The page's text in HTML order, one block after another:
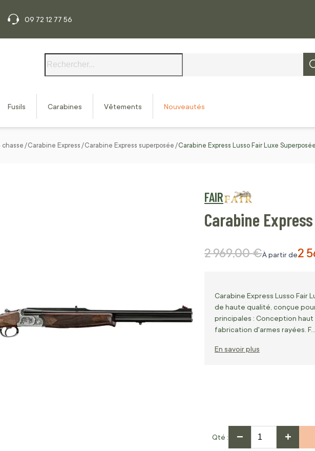
09 72 12 77 56
Fusils Carabines Vêtements Nouveautés
chasse Carabine Express Carabine Express superposée Carabine Express Lusso Fair Luxe
FAIR
Carabine
À partir de2
Prix normal
2 969,00 €
Carabine Express Lusso Fair
de haute qualité, conçue
principales : Conception haut
fabrication d'armes rayées. F…
En savoir plus
Qté − +